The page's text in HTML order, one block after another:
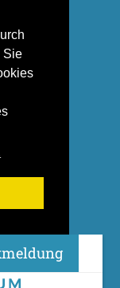
Sie